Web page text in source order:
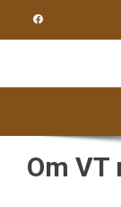
Om VT